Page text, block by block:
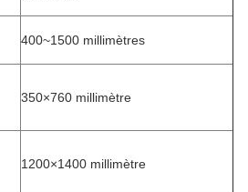
400~1500 millimètres
350×760 millimètre
1200×1400 millimètre